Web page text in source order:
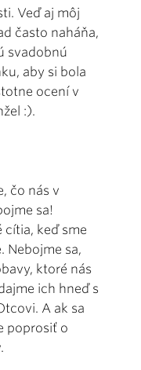
Veď aj môj
často naháňa,
svadobnú
aby si bola
ocení v
:).
čo nás v
sa!
cítia, keď sme
Nebojme sa,
ktoré nás
ich hneď s
A ak sa
poprosiť o